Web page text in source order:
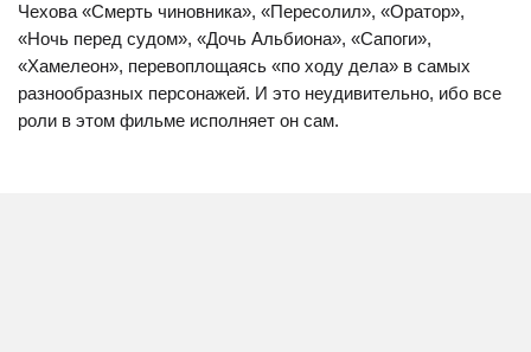
Чехова «Смерть чиновника», «Пересолил», «Оратор»,
«Ночь перед судом», «Дочь Альбиона», «Сапоги»,
«Хамелеон», перевоплощаясь «по ходу дела» в самых
разнообразных персонажей. И это неудивительно, ибо все
роли в этом фильме исполняет он сам.